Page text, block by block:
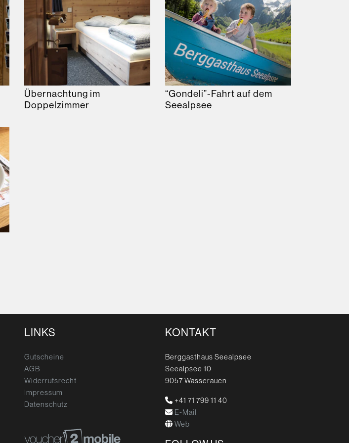
Übernachtung im
Doppelzimmer
“Gondeli”-Fahrt auf dem
Seealpsee
LINKS
Gutscheine
AGB
Widerrufsrecht
Impressum
Datenschutz
KONTAKT
Berggasthaus Seealpsee
Seealpsee 10
9057 Wasserauen
+41 71 799 11 40
E-Mail
Web